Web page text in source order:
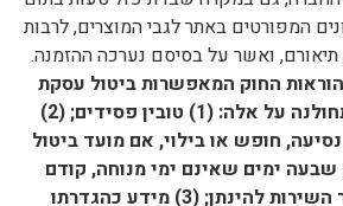
המפורטים באתר לגבי המוצרים, לרבות
תיאורם, ואשר על בסיסם נערכה ההזמנה.
החוק המאפשרות ביטול עסקת
מכר מרחוק לא תחולנה על אלה: (1) טובין פסידים; (2)
חופש או בילוי, אם מועד ביטול
ימים שאינם ימי מנוחה, קודם
למועד שבו אמור השירות להינתן; (3) מידע כהגדרתו